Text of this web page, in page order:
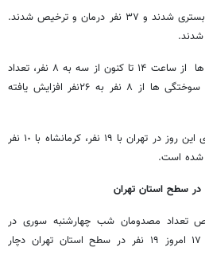
وی ادامه داد: از این تعداد ٢٠ نفر بستری شدند و ٣٧ نفر درمان و ترخیص شدند.
خالدی اظهار کرد: تعداد قطع عضو ها از ساعت ١۴ تا کنون از سه به ٨ نفر، تعداد
آسیب به چشم از ٢ به ١٢ نفر و سوختگی ها از ٨ نفر به ٢۶نفر افزایش یافته
وی گفت: بیشترین آسیب دیده های این روز در تهران با ١٩ نفر، کرمانشاه با ١٠ نفر
تعداد مصدومان شب چهارشنبه سوری در
استان تهران نیز گفت: تا ساعت ١٧ امروز ١٩ نفر در سطح استان تهران دچار